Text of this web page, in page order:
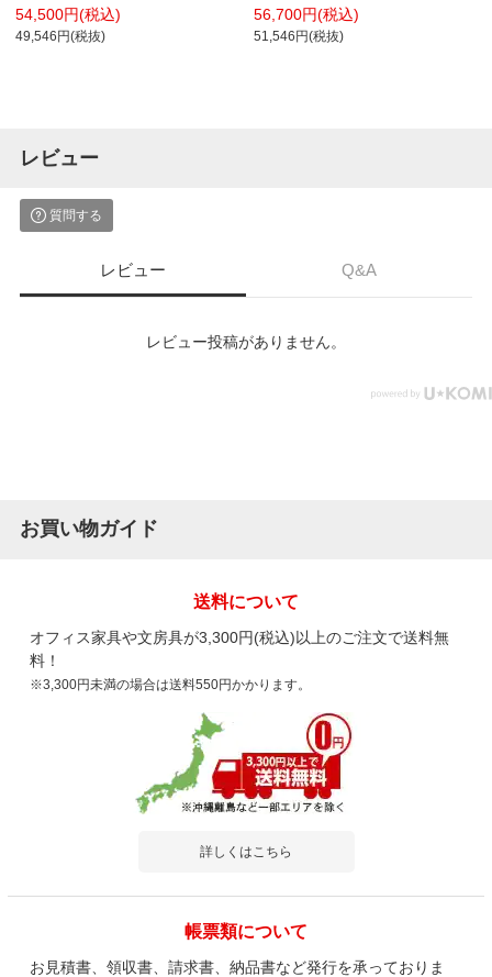
天板 ワークテーブル 150シリーズ
SUPA-960WTT-WW 幅900×奥行600×高
さ600～900mm
54,500円(税込)
49,546円(税抜)
ン天板 ワークテーブル 150シリーズ
SUPH-990WF-WW 幅900×奥行900×高
さ950mm
56,700円(税込)
51,546円(税抜)
レビュー
質問する
レビュー Q&A
レビュー投稿がありません。
お買い物ガイド
送料について
オフィス家具や文房具が3,300円(税込)以上のご注文で送料無
料！
※3,300円未満の場合は送料550円かかります。
詳しくはこちら
帳票類について
お見積書、領収書、請求書、納品書など発行を承っておりま